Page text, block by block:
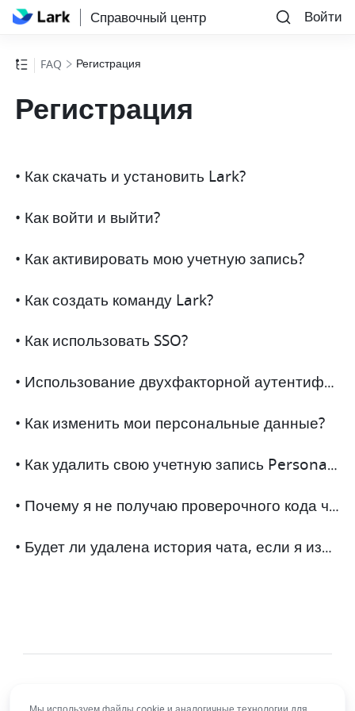
Справочный центр Войти
FAQ Регистрация
Регистрация
• Как скачать и установить Lark?
• Как войти и выйти?
• Как активировать мою учетную запись?
• Как создать команду Lark?
• Как использовать SSO?
• Использование двухфакторной аутентификации
• Как изменить мои персональные данные?
• Как удалить свою учетную запись Personal Edition?
• Почему я не получаю проверочного кода через SMS или по почте?
• Будет ли удалена история чата, если я изменю почту для входа?